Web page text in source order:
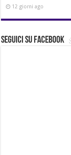
12 giorni ago
Seguici su Facebook